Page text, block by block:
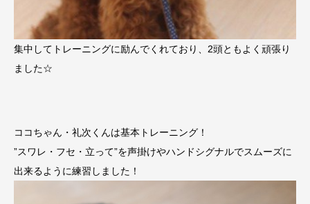
集中してトレーニングに励んでくれており、2頭ともよく頑張り
ました☆
ココちゃん・礼次くんは基本トレーニング！
”スワレ・フセ・立って”を声掛けやハンドシグナルでスムーズに
出来るように練習しました！